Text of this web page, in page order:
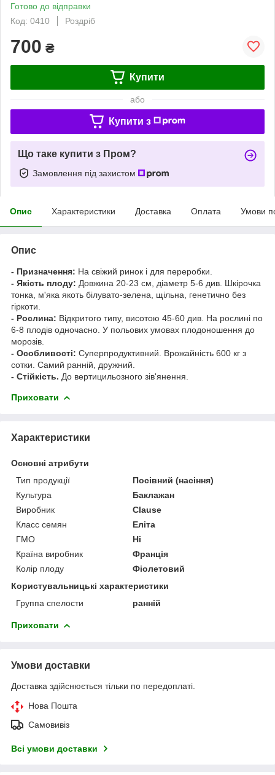
Готово до відправки
Код: 0410
Роздріб
700 ₴
Купити
або
Купити з
Що таке купити з Пром?
Замовлення під захистом
Опис Характеристики Доставка Оплата Умови
Опис
- Призначення: На свіжий ринок і для переробки.
- Якість плоду: Довжина 20-23 см, діаметр 5-6 див. Шкірочка
тонка, м'яка якоть білувато-зелена, щільна, генетично без
гіркоти.
- Рослина: Відкритого типу, висотою 45-60 див. На рослині по
6-8 плодів одночасно. У польових умовах плодоношення до
морозів.
- Особливості: Суперпродуктивний. Врожайність 600 кг з
сотки. Самий ранній, дружний.
- Стійкість. До вертицильозного зів'янення.
Приховати
Характеристики
Основні атрибути
Тип продукції
Посівний (насіння)
Культура
Баклажан
Виробник
Clause
Класс семян
Еліта
ГМО
Ні
Країна виробник
Франція
Колір плоду
Фіолетовий
Користувальницькі характеристики
Группа спелости
ранній
Приховати
Умови доставки
Доставка здійснюється тільки по передоплаті.
Нова Пошта
Самовивіз
Всі умови доставки